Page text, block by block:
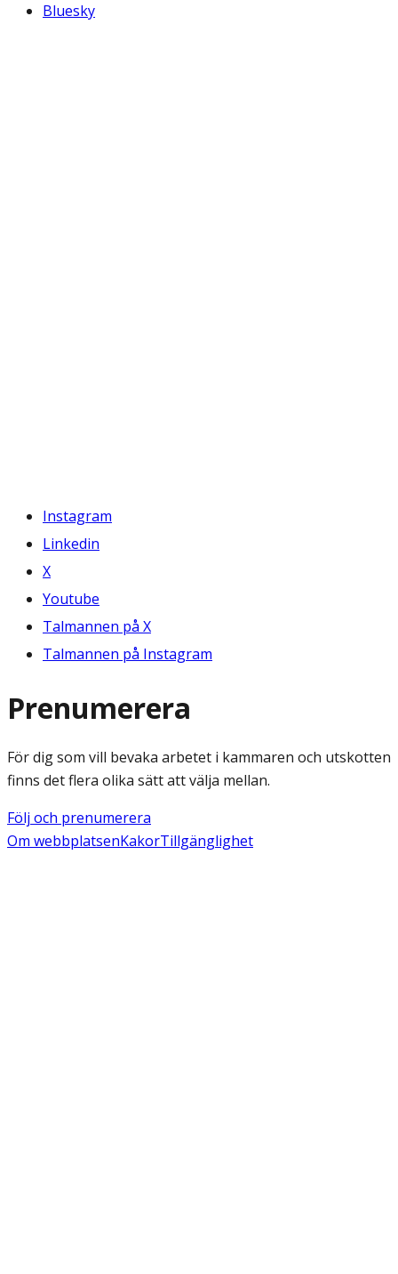
Bluesky
Instagram
Linkedin
X
Youtube
Talmannen på X
Talmannen på Instagram
Prenumerera
För dig som vill bevaka arbetet i kammaren och utskotten
finns det flera olika sätt att välja mellan.
Följ och prenumerera
Om webbplatsenKakorTillgänglighet